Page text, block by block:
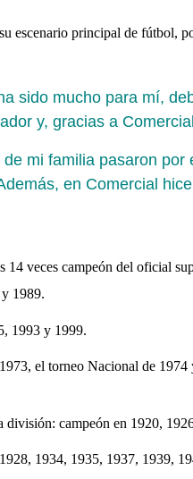
escenario principal de fútbol,
sido mucho para mí,
y, gracias a
mi familia pasaron
en Comercial
14 veces campeón del oficial
1989.
1993 y 1999.
el torneo Nacional de
división: campeón en 1920,
1934, 1935, 1937, 1939,